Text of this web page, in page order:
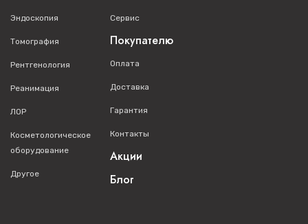
Эндоскопия
Томография
Рентгенология
Реанимация
ЛОР
Косметологическое
оборудование
Другое
Сервис
Покупателю
Оплата
Доставка
Гарантия
Контакты
Акции
Блог